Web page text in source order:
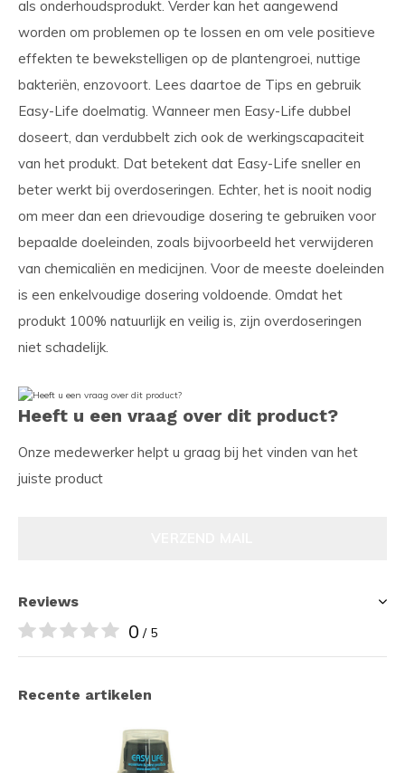
als onderhoudsprodukt. Verder kan het aangewend
worden om problemen op te lossen en om vele positieve
effekten te bewekstelligen op de plantengroei, nuttige
bakteriën, enzovoort. Lees daartoe de Tips en gebruik
Easy-Life doelmatig. Wanneer men Easy-Life dubbel
doseert, dan verdubbelt zich ook de werkingscapaciteit
van het produkt. Dat betekent dat Easy-Life sneller en
beter werkt bij overdoseringen. Echter, het is nooit nodig
om meer dan een drievoudige dosering te gebruiken voor
bepaalde doeleinden, zoals bijvoorbeeld het verwijderen
van chemicaliën en medicijnen. Voor de meeste doeleinden
is een enkelvoudige dosering voldoende. Omdat het
produkt 100% natuurlijk en veilig is, zijn overdoseringen
niet schadelijk.
Heeft u een vraag over dit product?
Onze medewerker helpt u graag bij het vinden van het
juiste product
Reviews
0 / 5
Recente artikelen